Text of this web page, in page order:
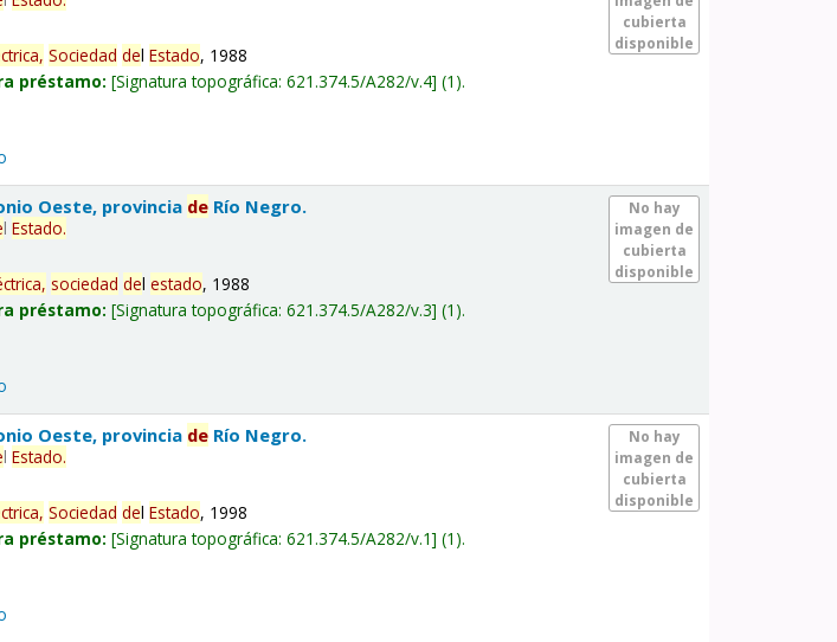
cubierta
disponible
Sociedad delEstado, 1988
préstamo: Signatura topográfica:621.374.5/A282/v.4 (1).
No hay
imagen de
cubierta
disponible
Oeste, provincia de Río Negro.
lEstado.
sociedad delestado, 1988
préstamo: Signatura topográfica:621.374.5/A282/v.3 (1).
No hay
imagen de
cubierta
disponible
Oeste, provincia de Río Negro.
lEstado.
Sociedad delEstado, 1998
préstamo: Signatura topográfica:621.374.5/A282/v.1 (1).